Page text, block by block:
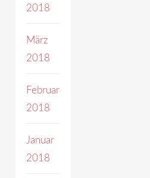
2018
März
2018
Februar
2018
Januar
2018